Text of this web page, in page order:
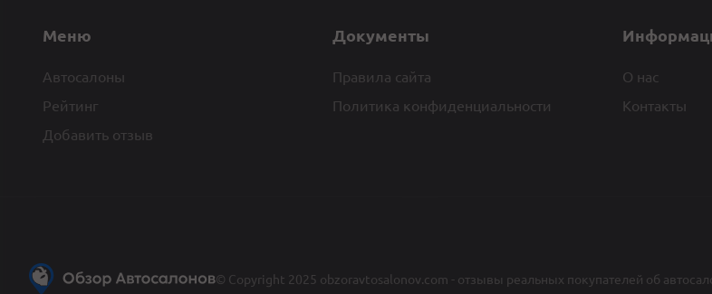
Меню
Автосалоны
Рейтинг
Добавить отзыв
Документы
Правила сайта
Политика конфиденциальности
О нас
Контакты
© Copyright 2025 obzoravtosalonov.com - отзывы реальных покупателей об